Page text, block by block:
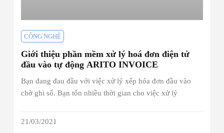
CÔNG NGHỆ
Giới thiệu phần mềm xử lý hoá đơn điện tử
đầu vào tự động ARITO INVOICE
Bạn đang đau đầu với việc xử lý xếp hóa đơn đầu vào
chờ ghi sổ. Bạn tốn nhiều thời gian cho việc xử lý
21/03/2021